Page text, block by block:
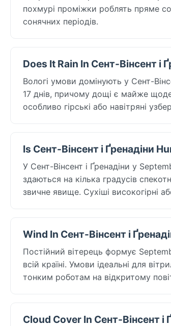
похмурі проміжки роблять пряме
сонячних періодів.
Does It Rain In Сент-Вінсент і
Вологі умови домінують у Сент-
17 днів, причому дощі є майже
особливо гірські або навітряні
Is Сент-Вінсент і Ґренадіни
У Сент-Вінсент і Ґренадіни у
здаються на кілька градусів
звичне явище. Сухіші високогірні
Wind In Сент-Вінсент і
Постійний вітерець формує
всій країні. Умови ідеальні для
тонким роботам на відкритому
Cloud Cover In Сент-Вінсент і